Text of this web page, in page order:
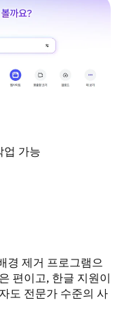
업 가능
경 제거 프로그램으
편이고, 한글 지원이
도 전문가 수준의 사